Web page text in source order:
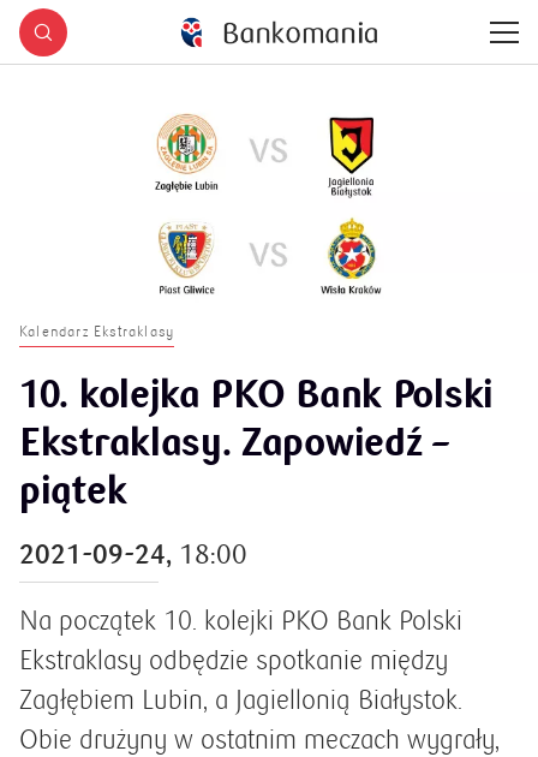
Kalendarz Ekstraklasy
10. kolejka PKO Bank Polski
Ekstraklasy. Zapowiedź –
piątek
2021-09-24, 18:00
Na początek 10. kolejki PKO Bank Polski
Ekstraklasy odbędzie spotkanie między
Zagłębiem Lubin, a Jagiellonią Białystok.
Obie drużyny w ostatnim meczach wygrały,